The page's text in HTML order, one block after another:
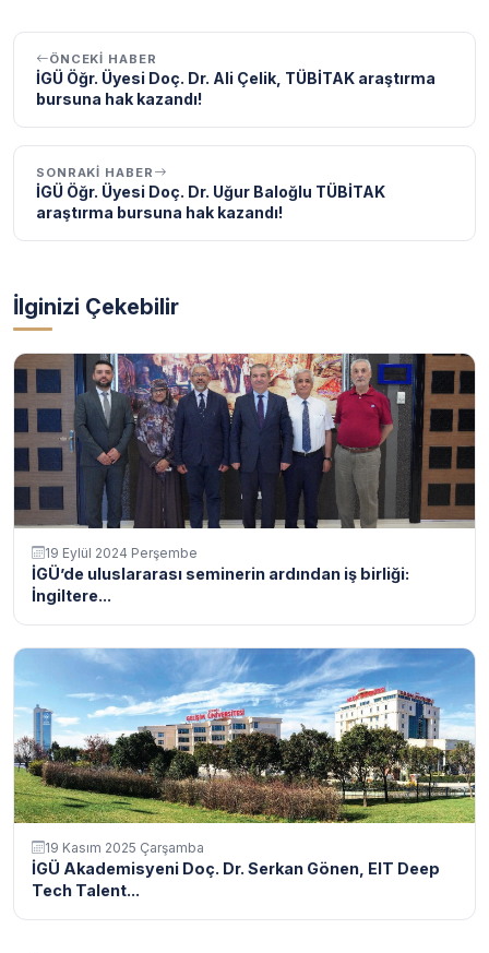
ÖNCEKI HABER
İGÜ Öğr. Üyesi Doç. Dr. Ali Çelik, TÜBİTAK araştırma
bursuna hak kazandı!
SONRAKI HABER
İGÜ Öğr. Üyesi Doç. Dr. Uğur Baloğlu TÜBİTAK
araştırma bursuna hak kazandı!
İlginizi Çekebilir
19 Eylül 2024 Perşembe
İGÜ’de uluslararası seminerin ardından iş birliği:
İngiltere...
19 Kasım 2025 Çarşamba
İGÜ Akademisyeni Doç. Dr. Serkan Gönen, EIT Deep
Tech Talent...